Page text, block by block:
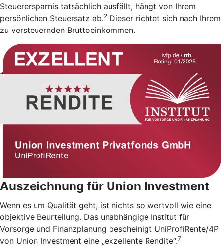
Steuerersparnis tatsächlich ausfällt, hängt von Ihrem
persönlichen Steuersatz ab.2 Dieser richtet sich nach Ihrem
zu versteuernden Bruttoeinkommen.
Auszeichnung für Union Investment
Wenn es um Qualität geht, ist nichts so wertvoll wie eine
objektive Beurteilung. Das unabhängige Institut für
Vorsorge und Finanzplanung bescheinigt UniProfiRente/4P
von Union Investment eine „exzellente Rendite“.7